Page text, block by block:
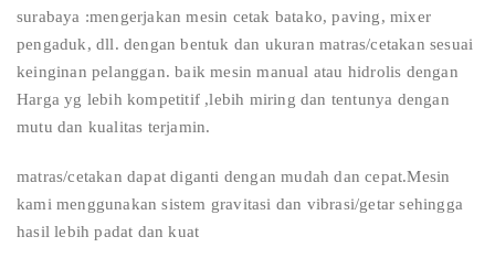
surabaya :mengerjakan mesin cetak batako, paving, mixer
pengaduk, dll. dengan bentuk dan ukuran matras/cetakan sesuai
keinginan pelanggan. baik mesin manual atau hidrolis dengan
Harga yg lebih kompetitif ,lebih miring dan tentunya dengan
mutu dan kualitas terjamin.
matras/cetakan dapat diganti dengan mudah dan cepat.Mesin
kami menggunakan sistem gravitasi dan vibrasi/getar sehingga
hasil lebih padat dan kuat